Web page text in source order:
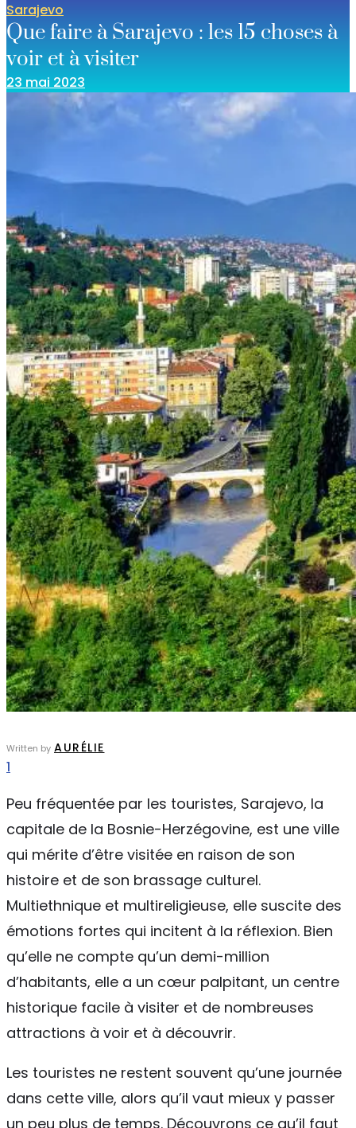
Sarajevo
Que faire à Sarajevo : les 15 choses à
voir et à visiter
23 mai 2023
Written by AURÉLIE
1
Peu fréquentée par les touristes, Sarajevo, la
capitale de la Bosnie-Herzégovine, est une ville
qui mérite d’être visitée en raison de son
histoire et de son brassage culturel.
Multiethnique et multireligieuse, elle suscite des
émotions fortes qui incitent à la réflexion. Bien
qu’elle ne compte qu’un demi-million
d’habitants, elle a un cœur palpitant, un centre
historique facile à visiter et de nombreuses
attractions à voir et à découvrir.
Les touristes ne restent souvent qu’une journée
dans cette ville, alors qu’il vaut mieux y passer
un peu plus de temps. Découvrons ce qu’il faut